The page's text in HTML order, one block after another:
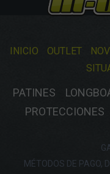
INICIO OUTLET
PATINES
PROTECCIONES
MÉTODOS DE PAGO,